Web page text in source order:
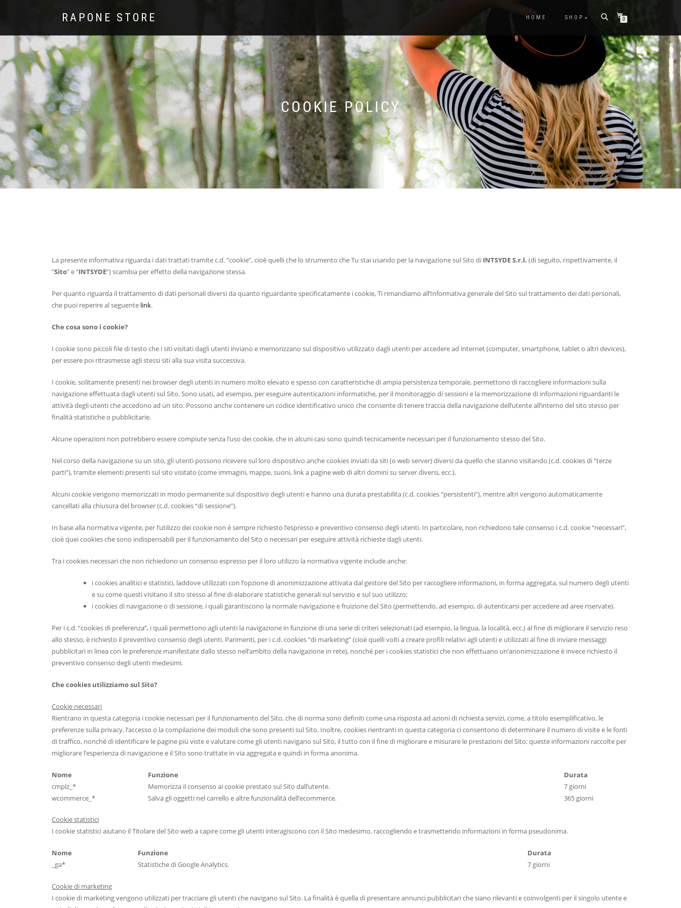
RAPONE STORE HOME SHOP 0
COOKIE POLICY
La presente informativa riguarda i dati trattati tramite c.d. “cookie”, cioè quelli che lo strumento che Tu stai usando per la navigazione sul Sito di INTSYDE S.r.l. (di seguito, rispettivamente, il
“Sito” e “INTSYDE”) scambia per effetto della navigazione stessa.
Per quanto riguarda il trattamento di dati personali diversi da quanto riguardante specificatamente i cookie, Ti rimandiamo all’Informativa generale del Sito sul trattamento dei dati personali,
che puoi reperire al seguente link.
Che cosa sono i cookie?
I cookie sono piccoli file di testo che i siti visitati dagli utenti inviano e memorizzano sul dispositivo utilizzato dagli utenti per accedere ad internet (computer, smartphone, tablet o altri devices),
per essere poi ritrasmesse agli stessi siti alla sua visita successiva.
I cookie, solitamente presenti nei browser degli utenti in numero molto elevato e spesso con caratteristiche di ampia persistenza temporale, permettono di raccogliere informazioni sulla
navigazione effettuata dagli utenti sul Sito. Sono usati, ad esempio, per eseguire autenticazioni informatiche, per il monitoraggio di sessioni e la memorizzazione di informazioni riguardanti le
attività degli utenti che accedono ad un sito. Possono anche contenere un codice identificativo unico che consente di tenere traccia della navigazione dell’utente all’interno del sito stesso per
finalità statistiche o pubblicitarie.
Alcune operazioni non potrebbero essere compiute senza l’uso dei cookie, che in alcuni casi sono quindi tecnicamente necessari per il funzionamento stesso del Sito.
Nel corso della navigazione su un sito, gli utenti possono ricevere sul loro dispositivo anche cookies inviati da siti (o web server) diversi da quello che stanno visitando (c.d. cookies di “terze
parti”), tramite elementi presenti sul sito visitato (come immagini, mappe, suoni, link a pagine web di altri domini su server diversi, ecc.).
Alcuni cookie vengono memorizzati in modo permanente sul dispositivo degli utenti e hanno una durata prestabilita (c.d. cookies “persistenti”), mentre altri vengono automaticamente
cancellati alla chiusura del browser (c.d. cookies “di sessione”).
In base alla normativa vigente, per l’utilizzo dei cookie non è sempre richiesto l’espresso e preventivo consenso degli utenti. In particolare, non richiedono tale consenso i c.d. cookie “necessari”,
cioè quei cookies che sono indispensabili per il funzionamento del Sito o necessari per eseguire attività richieste dagli utenti.
Tra i cookies necessari che non richiedono un consenso espresso per il loro utilizzo la normativa vigente include anche:
i cookies analitici e statistici, laddove utilizzati con l’opzione di anonimizzazione attivata dal gestore del Sito per raccogliere informazioni, in forma aggregata, sul numero degli utenti
e su come questi visitano il sito stesso al fine di elaborare statistiche generali sul servizio e sul suo utilizzo;
i cookies di navigazione o di sessione, i quali garantiscono la normale navigazione e fruizione del Sito (permettendo, ad esempio, di autenticarsi per accedere ad aree riservate).
Per i c.d. “cookies di preferenza”, i quali permettono agli utenti la navigazione in funzione di una serie di criteri selezionati (ad esempio, la lingua, la località, ecc.) al fine di migliorare il servizio reso
allo stesso, è richiesto il preventivo consenso degli utenti. Parimenti, per i c.d. cookies “di marketing” (cioè quelli volti a creare profili relativi agli utenti e utilizzati al fine di inviare messaggi
pubblicitari in linea con le preferenze manifestate dallo stesso nell’ambito della navigazione in rete), nonché per i cookies statistici che non effettuano un’anonimizzazione è invece richiesto il
preventivo consenso degli utenti medesimi.
Che cookies utilizziamo sul Sito?
Cookie necessari
Rientrano in questa categoria i cookie necessari per il funzionamento del Sito, che di norma sono definiti come una risposta ad azioni di richiesta servizi, come, a titolo esemplificativo, le
preferenze sulla privacy, l’accesso o la compilazione dei moduli che sono presenti sul Sito. Inoltre, cookies rientranti in questa categoria ci consentono di determinare il numero di visite e le fonti
di traffico, nonché di identificare le pagine più viste e valutare come gli utenti navigano sul Sito, il tutto con il fine di migliorare e misurare le prestazioni del Sito; queste informazioni raccolte per
migliorare l’esperienza di navigazione e il Sito sono trattate in via aggregata e quindi in forma anonima.
Nome Funzione
Durata
cmplz_*
Memorizza il consenso ai cookie prestato sul Sito dall’utente.
7 giorni
wcommerce_*
Salva gli oggetti nel carrello e altre funzionalità dell’ecommerce. 365 giorni
Cookie statistici
I cookie statistici aiutano il Titolare del Sito web a capire come gli utenti interagiscono con il Sito medesimo, raccogliendo e trasmettendo informazioni in forma pseudonima.
Nome Funzione
Durata
_ga*
Statistiche di Google Analytics. 7 giorni
Cookie di marketing
I cookie di marketing vengono utilizzati per tracciare gli utenti che navigano sul Sito. La finalità è quella di presentare annunci pubblicitari che siano rilevanti e coinvolgenti per il singolo utente e